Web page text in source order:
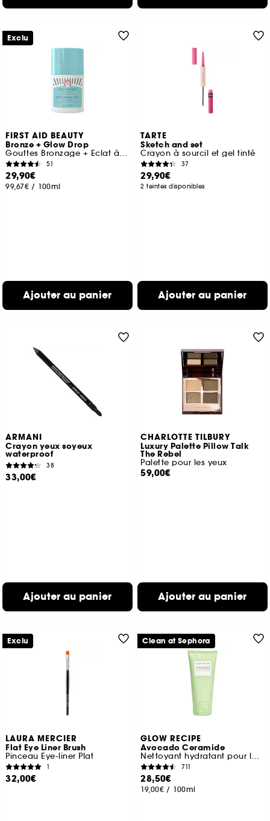
FIRST AID BEAUTY
Bronze + Glow Drop
Gouttes Bronzage + Eclat à la Niacinamide
51
29,90€
99,67€ / 100ml
Ajouter au panier
Exclu
TARTE
Sketch and set
Crayon à sourcil et gel tinté
37
29,90€
2 teintes disponibles
Ajouter au panier
ARMANI
Crayon yeux soyeux
waterproof
38
33,00€
Ajouter au panier
CHARLOTTE TILBURY
Luxury Palette Pillow Talk
The Rebel
Palette pour les yeux
59,00€
Ajouter au panier
LAURA MERCIER
Flat Eye Liner Brush
Pinceau Eye-liner Plat
1
32,00€
Exclu
GLOW RECIPE
Avocado Ceramide
Nettoyant hydratant pour la barrière cutanée
711
28,50€
19,00€ / 100ml
Clean at Sephora